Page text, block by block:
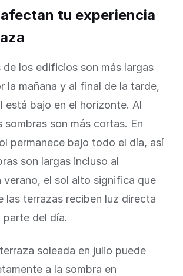
tu experiencia
de los edificios son más largas
la mañana y al final de la tarde,
está bajo en el horizonte. Al
sombras son más cortas. En
permanece bajo todo el día, así
son largas incluso al
verano, el sol alto significa que
las terrazas reciben luz directa
parte del día.
soleada en julio puede
a la sombra en